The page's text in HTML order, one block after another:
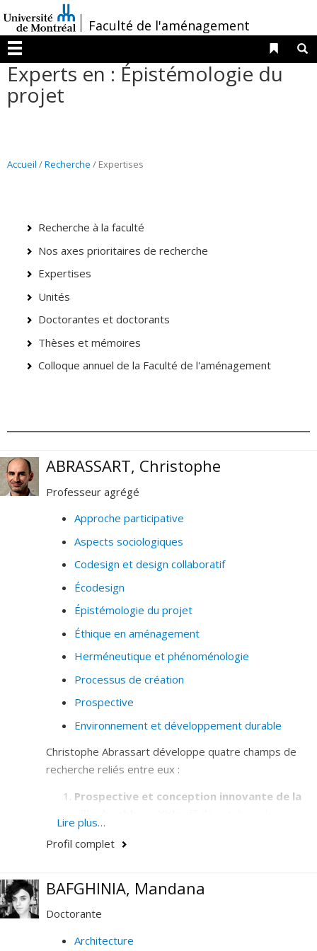
au
contenu
/Faculté de l'aménagement
Menu
Liens
Experts en : Épistémologie du
projet
Accueil /Recherche / Expertises
Recherche à la faculté
Nos axes prioritaires de recherche
Expertises
Unités
Doctorantes et doctorants
Thèses et mémoires
Colloque annuel de la Faculté de l'aménagement
ABRASSART, Christophe
Professeur agrégé
Approche participative
Aspects sociologiques
Codesign et design collaboratif
Écodesign
Épistémologie du projet
Éthique en aménagement
Herméneutique et phénoménologie
Processus de création
Prospective
Environnement et développement durable
Christophe Abrassart développe quatre champs de
recherche reliés entre eux :
Prospective et conception innovante de la
prospective stratégique et de codesign
prospectifs appliqués à la ville ; théorie C-K en
de l'intelligence artificielle dans la ville du futur
universitaires, bibliothèques, gares, places et
parcours actifs) ; écosystèmes d’acteurs
Lire plus…
Profil complet
BAFGHINIA, Mandana
Doctorante
Architecture